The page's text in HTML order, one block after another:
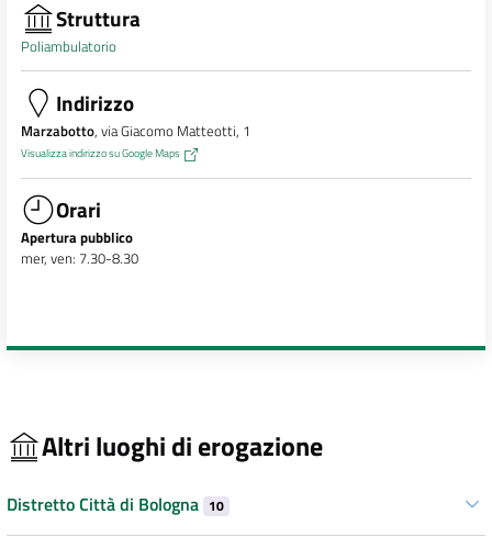
Struttura
Poliambulatorio
Indirizzo
Marzabotto, via Giacomo Matteotti, 1
Visualizza indirizzo su Google Maps
Orari
Apertura pubblico
mer, ven: 7.30-8.30
Altri luoghi di erogazione
Distretto Città di Bologna 10